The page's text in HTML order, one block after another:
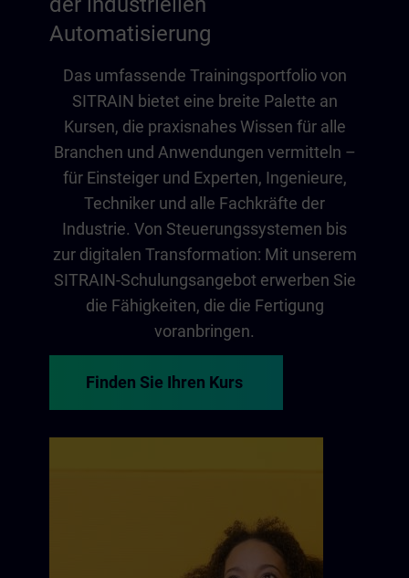
Automatisierung
Das umfassende Trainingsportfolio von
SITRAIN bietet eine breite Palette an
Kursen, die praxisnahes Wissen für alle
Branchen und Anwendungen vermitteln –
für Einsteiger und Experten, Ingenieure,
Techniker und alle Fachkräfte der
Industrie. Von Steuerungssystemen bis
zur digitalen Transformation: Mit unserem
SITRAIN-Schulungsangebot erwerben Sie
die Fähigkeiten, die die Fertigung
voranbringen.
Finden Sie Ihren Kurs